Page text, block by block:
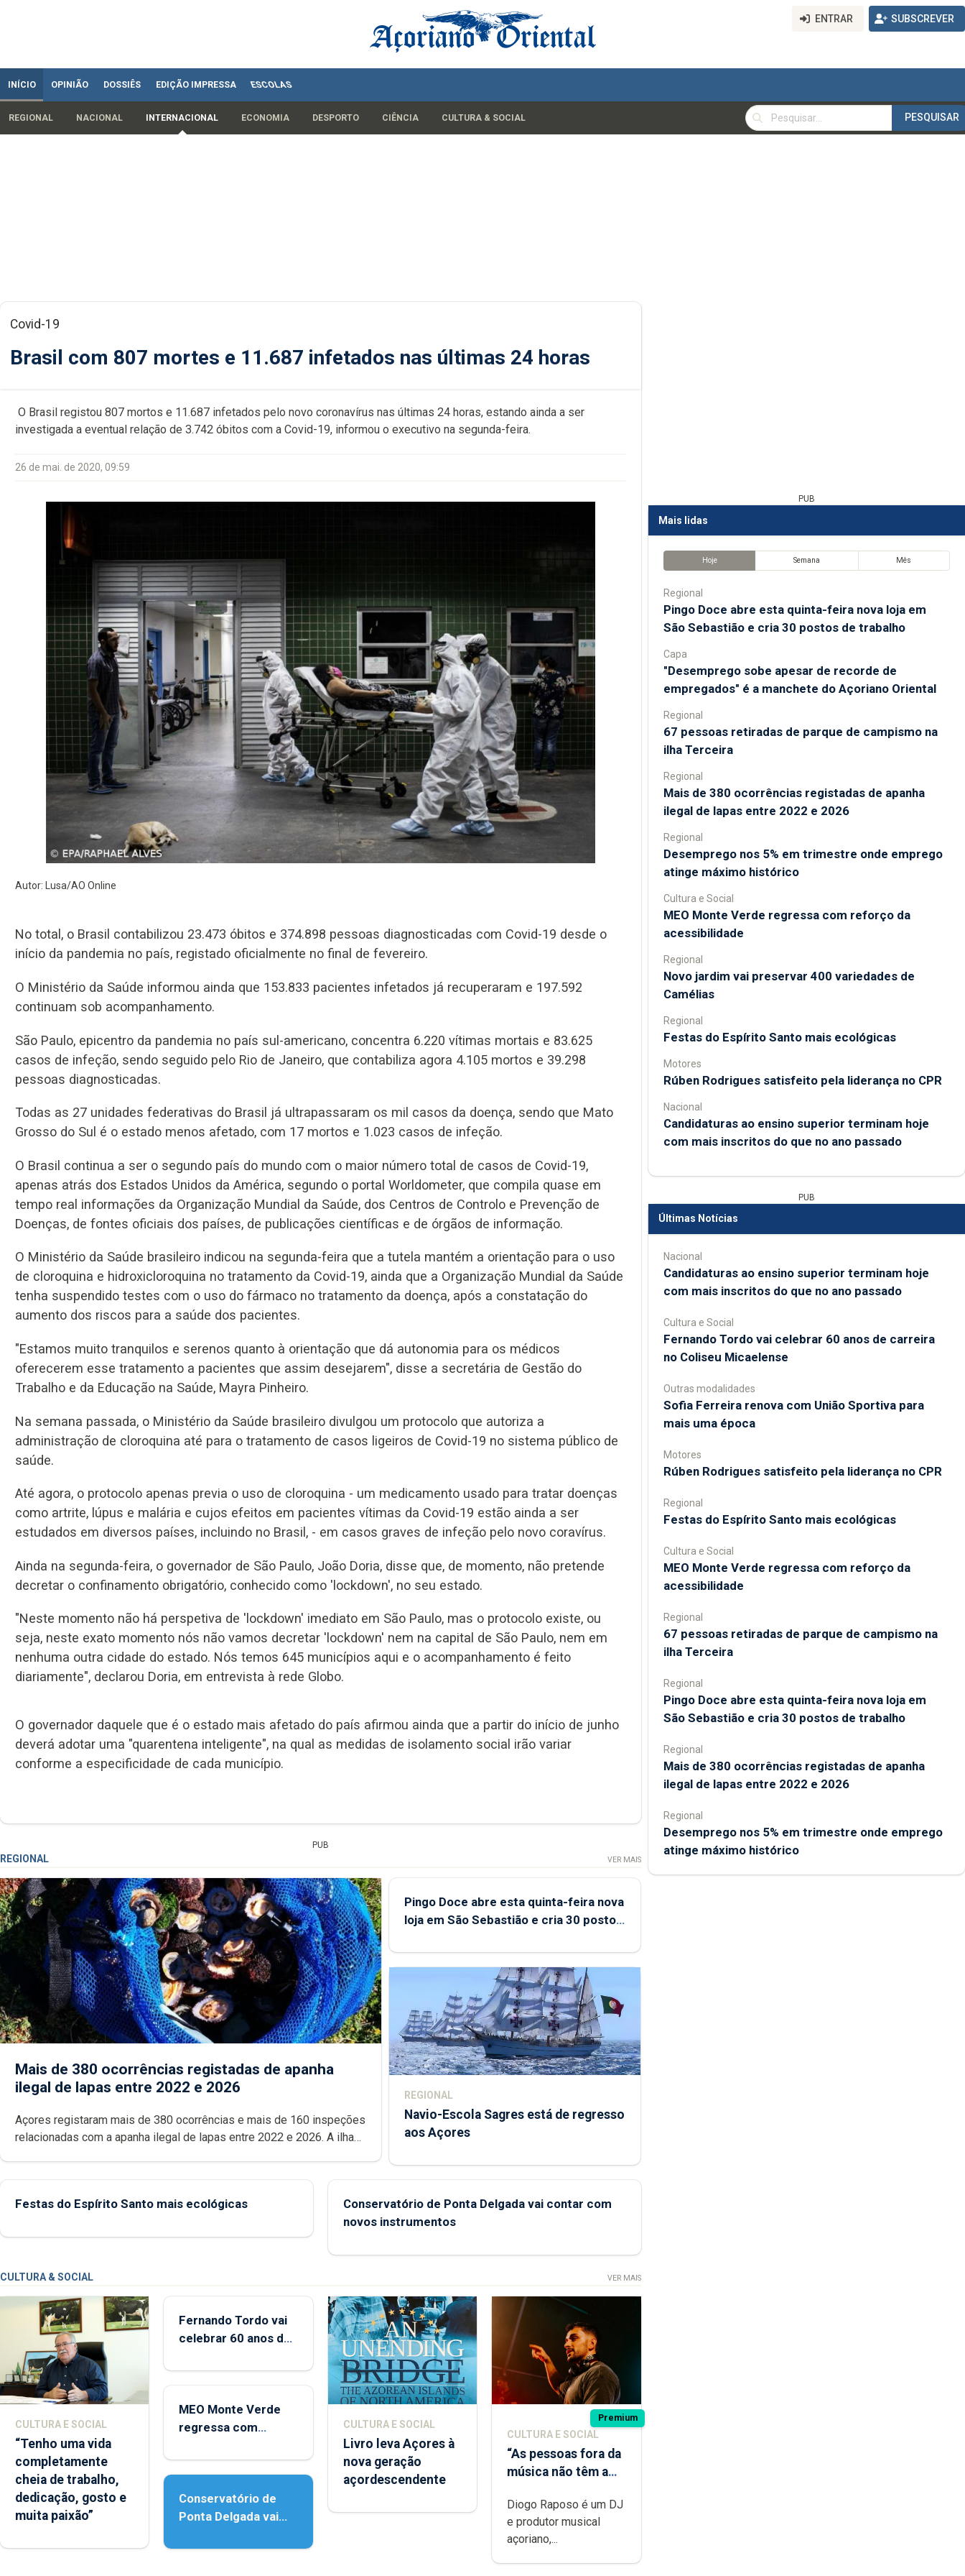
ENTRAR SUBSCREVER
INÍCIO OPINIÃO DOSSIÊS EDIÇÃO IMPRESSA ESCOLAS
REGIONAL NACIONAL INTERNACIONAL ECONOMIA DESPORTO CIÊNCIA CULTURA & SOCIAL
PESQUISAR
PESQUISAR
Covid-19
Brasil com 807 mortes e 11.687 infetados nas últimas 24 horas
O Brasil registou 807 mortos e 11.687 infetados pelo novo coronavírus nas últimas 24 horas, estando ainda a ser
investigada a eventual relação de 3.742 óbitos com a Covid-19, informou o executivo na segunda-feira.
26 de mai. de 2020, 09:59
Autor: Lusa/AO Online
No total, o Brasil contabilizou 23.473 óbitos e 374.898 pessoas diagnosticadas com Covid-19 desde o
início da pandemia no país, registado oficialmente no final de fevereiro.
O Ministério da Saúde informou ainda que 153.833 pacientes infetados já recuperaram e 197.592
continuam sob acompanhamento.
São Paulo, epicentro da pandemia no país sul-americano, concentra 6.220 vítimas mortais e 83.625
casos de infeção, sendo seguido pelo Rio de Janeiro, que contabiliza agora 4.105 mortos e 39.298
pessoas diagnosticadas.
Todas as 27 unidades federativas do Brasil já ultrapassaram os mil casos da doença, sendo que Mato
Grosso do Sul é o estado menos afetado, com 17 mortos e 1.023 casos de infeção.
O Brasil continua a ser o segundo país do mundo com o maior número total de casos de Covid-19,
apenas atrás dos Estados Unidos da América, segundo o portal Worldometer, que compila quase em
tempo real informações da Organização Mundial da Saúde, dos Centros de Controlo e Prevenção de
Doenças, de fontes oficiais dos países, de publicações científicas e de órgãos de informação.
O Ministério da Saúde brasileiro indicou na segunda-feira que a tutela mantém a orientação para o uso
de cloroquina e hidroxicloroquina no tratamento da Covid-19, ainda que a Organização Mundial da Saúde
tenha suspendido testes com o uso do fármaco no tratamento da doença, após a constatação do
aumento dos riscos para a saúde dos pacientes.
"Estamos muito tranquilos e serenos quanto à orientação que dá autonomia para os médicos
oferecerem esse tratamento a pacientes que assim desejarem", disse a secretária de Gestão do
Trabalho e da Educação na Saúde, Mayra Pinheiro.
Na semana passada, o Ministério da Saúde brasileiro divulgou um protocolo que autoriza a
administração de cloroquina até para o tratamento de casos ligeiros de Covid-19 no sistema público de
saúde.
Até agora, o protocolo apenas previa o uso de cloroquina - um medicamento usado para tratar doenças
como artrite, lúpus e malária e cujos efeitos em pacientes vítimas da Covid-19 estão ainda a ser
estudados em diversos países, incluindo no Brasil, - em casos graves de infeção pelo novo coravírus.
Ainda na segunda-feira, o governador de São Paulo, João Doria, disse que, de momento, não pretende
decretar o confinamento obrigatório, conhecido como 'lockdown', no seu estado.
"Neste momento não há perspetiva de 'lockdown' imediato em São Paulo, mas o protocolo existe, ou
seja, neste exato momento nós não vamos decretar 'lockdown' nem na capital de São Paulo, nem em
nenhuma outra cidade do estado. Nós temos 645 municípios aqui e o acompanhamento é feito
diariamente", declarou Doria, em entrevista à rede Globo.
O governador daquele que é o estado mais afetado do país afirmou ainda que a partir do início de junho
deverá adotar uma "quarentena inteligente", na qual as medidas de isolamento social irão variar
conforme a especificidade de cada município.
PUB
REGIONAL VER MAIS
Mais de 380 ocorrências registadas de apanha
ilegal de lapas entre 2022 e 2026
Açores registaram mais de 380 ocorrências e mais de 160 inspeções
relacionadas com a apanha ilegal de lapas entre 2022 e 2026. A ilha
Pingo Doce abre esta quinta-feira nova
loja em São Sebastião e cria 30 postos
REGIONAL
Navio-Escola Sagres está de regresso
aos Açores
Festas do Espírito Santo mais ecológicas
Conservatório de Ponta Delgada vai contar com
novos instrumentos
CULTURA & SOCIAL VER MAIS
CULTURA E SOCIAL
“Tenho uma vida
completamente
cheia de trabalho,
dedicação, gosto e
muita paixão”
Fernando Tordo vai
celebrar 60 anos de
Micaelense
MEO Monte Verde
regressa com
acessibilidade
Conservatório de
Ponta Delgada vai
instrumentos
CULTURA E SOCIAL
Livro leva Açores à
nova geração
açordescendente
Premium
CULTURA E SOCIAL
“As pessoas fora da
música não têm a
difícil é produzir
uma música”
Diogo Raposo é um DJ
e produtor musical
açoriano,...
PUB
Mais lidas
Hoje Semana Mês
Regional
Pingo Doce abre esta quinta-feira nova loja em
São Sebastião e cria 30 postos de trabalho
Capa
"Desemprego sobe apesar de recorde de
empregados" é a manchete do Açoriano Oriental
Regional
67 pessoas retiradas de parque de campismo na
ilha Terceira
Regional
Mais de 380 ocorrências registadas de apanha
ilegal de lapas entre 2022 e 2026
Regional
Desemprego nos 5% em trimestre onde emprego
atinge máximo histórico
Cultura e Social
MEO Monte Verde regressa com reforço da
acessibilidade
Regional
Novo jardim vai preservar 400 variedades de
Camélias
Regional
Festas do Espírito Santo mais ecológicas
Motores
Rúben Rodrigues satisfeito pela liderança no CPR
Nacional
Candidaturas ao ensino superior terminam hoje
com mais inscritos do que no ano passado
PUB
Últimas Notícias
Nacional
Candidaturas ao ensino superior terminam hoje
com mais inscritos do que no ano passado
Cultura e Social
Fernando Tordo vai celebrar 60 anos de carreira
no Coliseu Micaelense
Outras modalidades
Sofia Ferreira renova com União Sportiva para
mais uma época
Motores
Rúben Rodrigues satisfeito pela liderança no CPR
Regional
Festas do Espírito Santo mais ecológicas
Cultura e Social
MEO Monte Verde regressa com reforço da
acessibilidade
Regional
67 pessoas retiradas de parque de campismo na
ilha Terceira
Regional
Pingo Doce abre esta quinta-feira nova loja em
São Sebastião e cria 30 postos de trabalho
Regional
Mais de 380 ocorrências registadas de apanha
ilegal de lapas entre 2022 e 2026
Regional
Desemprego nos 5% em trimestre onde emprego
atinge máximo histórico